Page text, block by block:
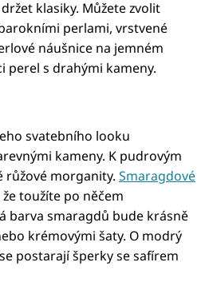
klasiky. Můžete zvolit
perlami, vrstvené
náušnice na jemném
perel s drahými kameny.
svatebního looku
kameny. K pudrovým
růžové morganity. Smaragdové
toužíte po něčem
barva smaragdů bude krásně
krémovými šaty. O modrý
postarají šperky se safírem